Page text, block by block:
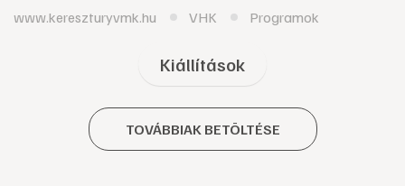
www.kereszturyvmk.hu VHK Programok
Kiállítások
TOVÁBBIAK BETÖLTÉSE